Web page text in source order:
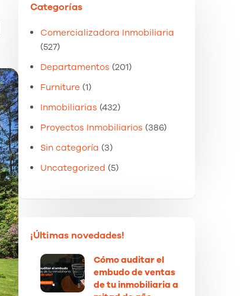
Categorías
Comercializadora Inmobiliaria
(527)
Departamentos (201)
Furniture (1)
Inmobiliarias (432)
Proyectos Inmobiliarios (386)
Sin categoría (3)
Uncategorized (5)
¡Últimas novedades!
Cómo auditar el
embudo de ventas
de tu inmobiliaria a